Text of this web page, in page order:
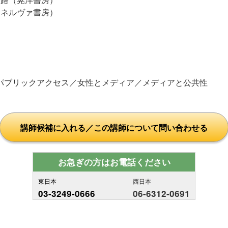
ルヴァ書房）
リックアクセス／女性とメディア／メディアと公共性
講師候補に入れる／この講師について問い合わせる
お急ぎの方はお電話ください
東日本
03-3249-0666
西日本
06-6312-0691